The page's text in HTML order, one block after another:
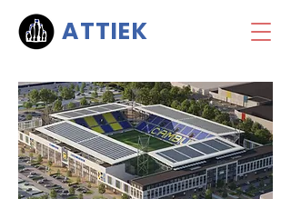
ATTIEK